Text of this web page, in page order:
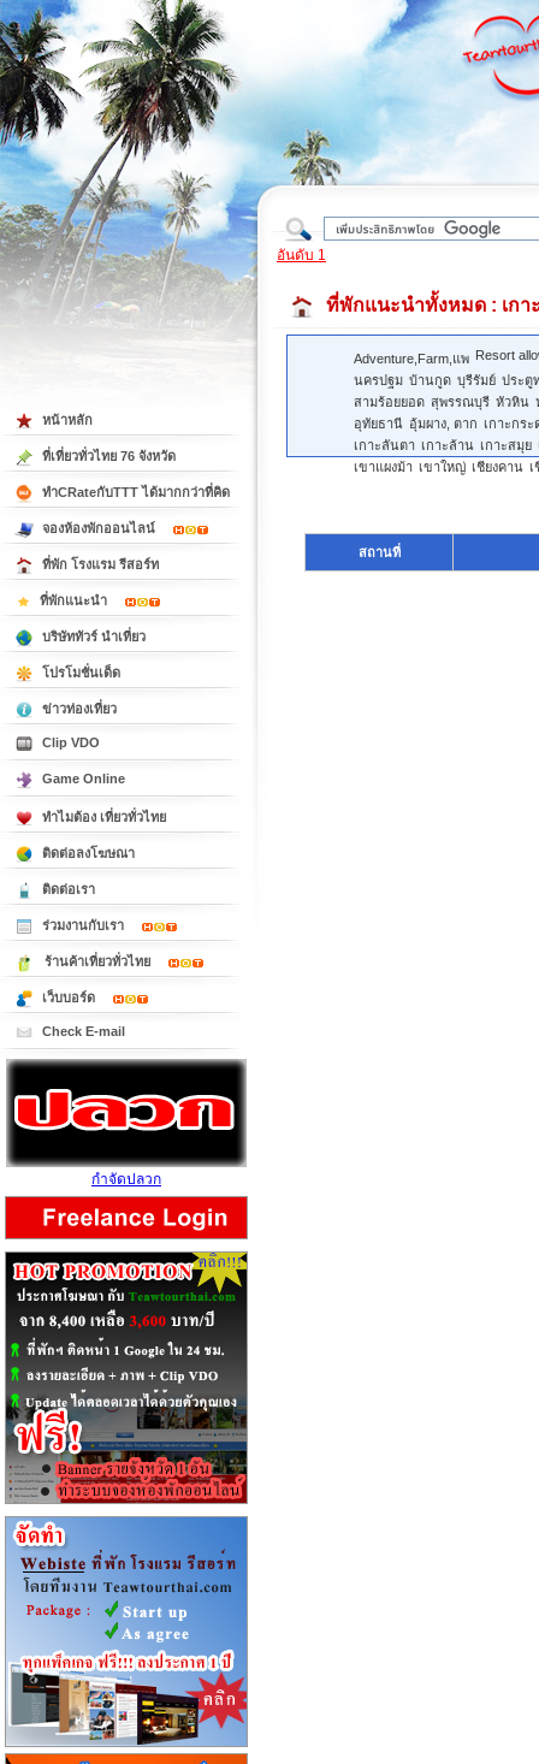
ต้
อันดับ 1
ที่พักแนะนำทั้งหมด : เกา
Adventure,Farm,แพ Resort
นครปฐม บ้านกูด บุรีรัมย์ ประตู
สามร้อยยอด สุพรรณบุรี หัวหิน
อุทัยธานี อุ้มผาง, ตาก เกาะกร
เกาะลันตา เกาะล้าน เกาะสมุย
เขาแผงม้า เขาใหญ่ เชียงคาน
สถานที่
หน้าหลัก
ที่เที่ยวทั่วไทย 76 จังหวัด
ทำCRateกับTTT ได้มากกว่าที่คิด
จองห้องพักออนไลน์
ที่พัก โรงแรม รีสอร์ท
ที่พักแนะนำ
บริษัททัวร์ นำเที่ยว
โปรโมชั่นเด็ด
ข่าวท่องเที่ยว
Clip VDO
Game Online
ทำไมต้อง เที่ยวทั่วไทย
ติดต่อลงโฆษณา
ติดต่อเรา
ร่วมงานกับเรา
ร้านค้าเที่ยวทั่วไทย
เว็บบอร์ด
Check E-mail
กำจัดปลวก